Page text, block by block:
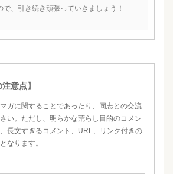
、引き続き頑張っていきましょう！
意点】
ガに関することであったり、同志との交流
い。ただし、明らかな荒らし目的のコメン
長文すぎるコメント、URL、リンク付きの
なります。